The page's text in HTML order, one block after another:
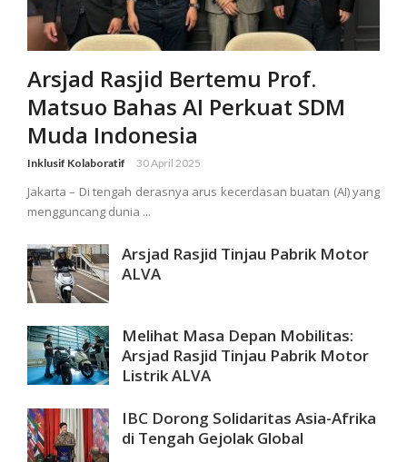
Arsjad Rasjid Bertemu Prof.
Matsuo Bahas AI Perkuat SDM
Muda Indonesia
Inklusif Kolaboratif 30 April 2025
Jakarta – Di tengah derasnya arus kecerdasan buatan (AI) yang
mengguncang dunia ...
Arsjad Rasjid Tinjau Pabrik Motor
ALVA
Melihat Masa Depan Mobilitas:
Arsjad Rasjid Tinjau Pabrik Motor
Listrik ALVA
IBC Dorong Solidaritas Asia-Afrika
di Tengah Gejolak Global